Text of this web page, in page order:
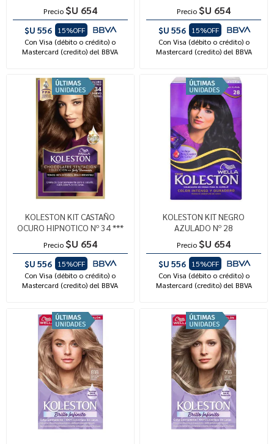
Precio $U 654
$U 556
15%OFF
Con Visa (débito o crédito) o
Mastercard (credito) del BBVA
Precio $U 654
$U 556
15%OFF
Con Visa (débito o crédito) o
Mastercard (credito) del BBVA
KOLESTON KIT CASTAÑO
OCURO HIPNOTICO Nº 34 ***
Precio $U 654
$U 556
15%OFF
Con Visa (débito o crédito) o
Mastercard (credito) del BBVA
KOLESTON KIT NEGRO
AZULADO Nº 28
Precio $U 654
$U 556
15%OFF
Con Visa (débito o crédito) o
Mastercard (credito) del BBVA